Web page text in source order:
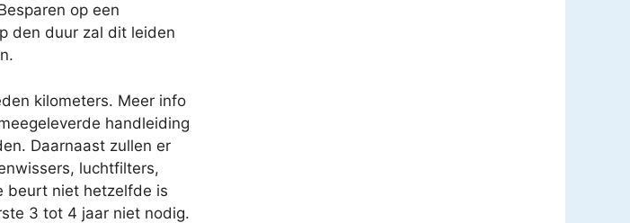
op een
den duur zal dit leiden
kilometers. Meer info
handleiding
Daarnaast zullen er
luchtfilters,
beurt niet hetzelfde is
3 tot 4 jaar niet nodig.